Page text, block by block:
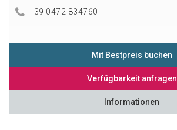
+39 0472 834760
Mit Bestpreis buchen
Verfügbarkeit anfragen
Informationen